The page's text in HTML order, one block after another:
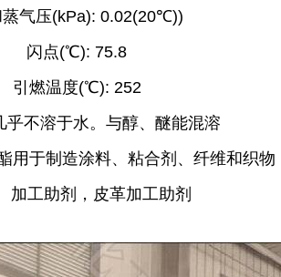
气压(kPa): 0.02(20℃))
闪点(℃): 75.8
引燃温度(℃): 252
乎不溶于水。与醇、醚能混溶
用于制造涂料、粘合剂、纤维和织物
加工助剂，皮革加工助剂